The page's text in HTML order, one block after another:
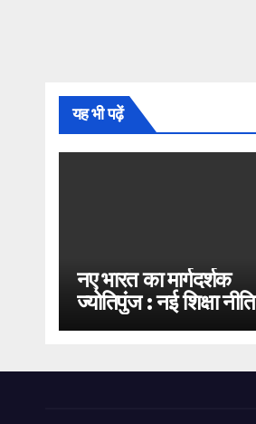
यह भी पढ़ें
नए भारत का मार्गदर्शक
ज्योतिपुंज : नई शिक्षा नीति
2020